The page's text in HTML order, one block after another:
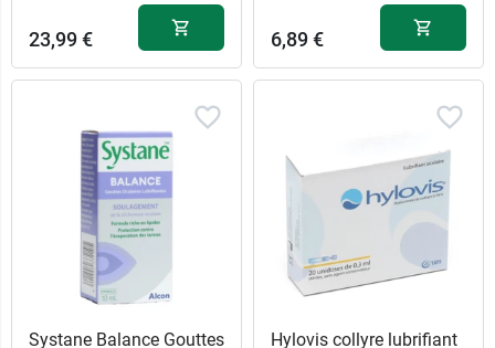
23,99 € 6,89 €
Systane Balance Gouttes
Hylovis collyre lubrifiant